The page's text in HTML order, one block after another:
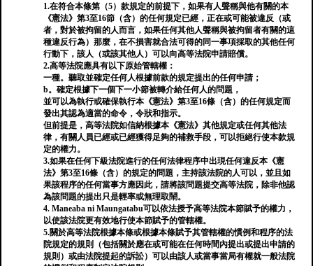
1.在符合本條第（5）款規定的前提下，如果有人聲稱與他有關的本
《憲法》第3至16節（含）的任何規定已經，正在或可能被違反（或
者，對於被拘留的人而言，如果任何其他人聲稱與被拘留者有關的這
種違反行為）那麼，在不損害就合法可得的同一事項採取的其他任何
行動下，該人（或該其他人）可以向高等法院申請賠償。
2.高等法院應具有以下原始管轄權：
一種。聽取並確定任何人根據前款的規定提出的任何申請；
b。確定根據下一個下一小節被轉介給任何人的問題，
並可以為執行或確保執行本《憲法》第3至16條（含）的任何規定而
發出其認為適當的命令，令狀和指示。
但前提是，高等法院如信納根據本《憲法》其他規定或任何其他法
律，有關人員已經或已經獲得足夠的補救手段，可以拒絕行使本款規
定的權力。
3.如果在任何下級法院進行的任何法律程序中出現任何違反本《憲
法》第3至16條（含）的規定的問題，主持該法院的人可以，並且如
果該程序的任何當事方應因此，請將該問題提交高等法院，除非他認
為該問題的提出只是輕率或無理取鬧。
4. Maneaba ni Maungatabu可以依法授予高等法院本節賦予的權力，
以使該法院更有效地行使本節賦予的管轄權。
5.關於高等法院根據本條或根據本條賦予其管轄權的慣例和程序的法
院規定的規則（包括關於應在或可能在任何時間內提出或提出申請的
規則）或由法院提起的訴訟）可以由該人或當事當局有權就一般法院